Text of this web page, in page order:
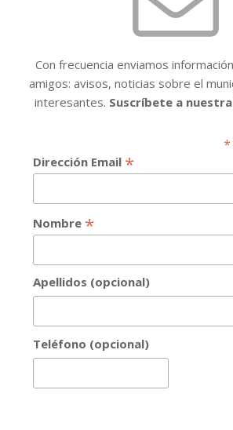
Con frecuencia enviamos
amigos: avisos, noticias sobre el
interesantes. Suscríbete a
*
Dirección Email *
Nombre *
Apellidos (opcional)
Teléfono (opcional)